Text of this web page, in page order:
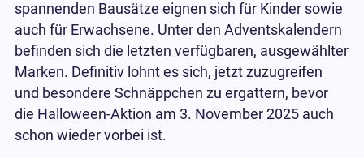
spannenden Bausätze eignen sich für Kinder sowie
auch für Erwachsene. Unter den Adventskalendern
befinden sich die letzten verfügbaren, ausgewählter
Marken. Definitiv lohnt es sich, jetzt zuzugreifen
und besondere Schnäppchen zu ergattern, bevor
die Halloween-Aktion am 3. November 2025 auch
schon wieder vorbei ist.